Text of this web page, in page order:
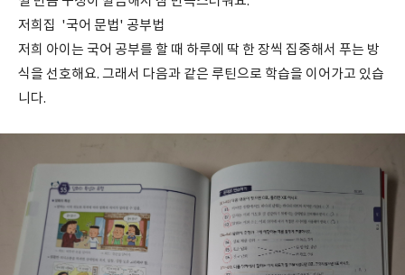
저희집 '국어 문법' 공부법
저희 아이는 국어 공부를 할 때 하루에 딱 한 장씩 집중해서 푸는 방
식을 선호해요. 그래서 다음과 같은 루틴으로 학습을 이어가고 있습
니다.